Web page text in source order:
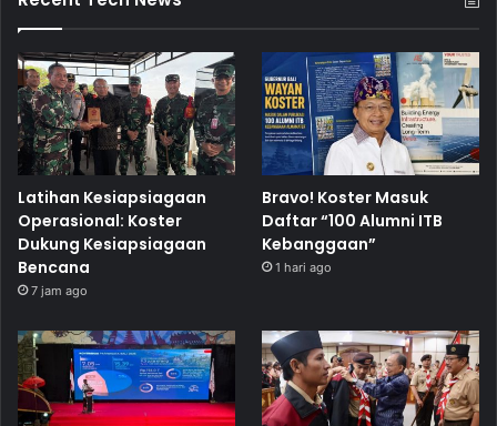
Latihan Kesiapsiagaan
Operasional: Koster
Dukung Kesiapsiagaan
Bencana
7 jam ago
Bravo! Koster Masuk
Daftar “100 Alumni ITB
Kebanggaan”
1 hari ago